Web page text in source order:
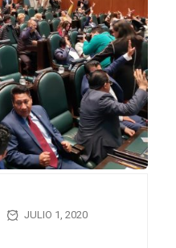
JULIO 1, 2020